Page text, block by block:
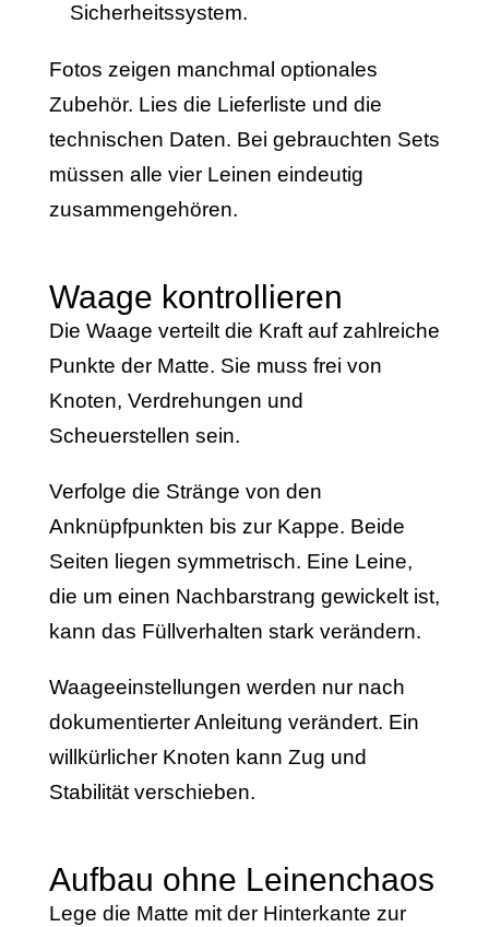
Sicherheitssystem.
Fotos zeigen manchmal optionales
Zubehör. Lies die Lieferliste und die
technischen Daten. Bei gebrauchten Sets
müssen alle vier Leinen eindeutig
zusammengehören.
Waage kontrollieren
Die Waage verteilt die Kraft auf zahlreiche
Punkte der Matte. Sie muss frei von
Knoten, Verdrehungen und
Scheuerstellen sein.
Verfolge die Stränge von den
Anknüpfpunkten bis zur Kappe. Beide
Seiten liegen symmetrisch. Eine Leine,
die um einen Nachbarstrang gewickelt ist,
kann das Füllverhalten stark verändern.
Waageeinstellungen werden nur nach
dokumentierter Anleitung verändert. Ein
willkürlicher Knoten kann Zug und
Stabilität verschieben.
Aufbau ohne Leinenchaos
Lege die Matte mit der Hinterkante zur